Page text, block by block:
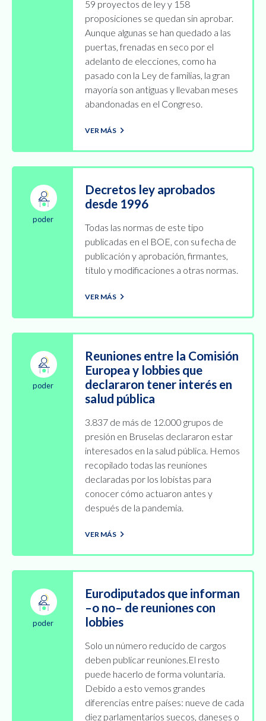
59 proyectos de ley y 158
proposiciones se quedan sin aprobar.
Aunque algunas se han quedado a las
puertas, frenadas en seco por el
adelanto de elecciones, como ha
pasado con la Ley de familias, la gran
mayoría son antiguas y llevaban meses
abandonadas en el Congreso.
VER MÁS
poder
Decretos ley aprobados
desde 1996
Todas las normas de este tipo
publicadas en el BOE, con su fecha de
publicación y aprobación, firmantes,
título y modificaciones a otras normas.
VER MÁS
poder
Reuniones entre la Comisión
Europea y lobbies que
declararon tener interés en
salud pública
3.837 de más de 12.000 grupos de
presión en Bruselas declararon estar
interesados en la salud pública. Hemos
recopilado todas las reuniones
declaradas por los lobistas para
conocer cómo actuaron antes y
después de la pandemia.
VER MÁS
poder
Eurodiputados que informan
–o no– de reuniones con
lobbies
Solo un número reducido de cargos
deben publicar reuniones.El resto
puede hacerlo de forma voluntaria.
Debido a esto vemos grandes
diferencias entre países: nueve de cada
diez parlamentarios suecos, daneses o